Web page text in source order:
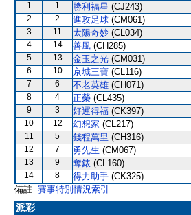
1 1 勝利福星 (CJ243)
2 2 進攻足球 (CM061)
3 11 太陽奇妙 (CL034)
4 14 善風 (CH285)
5 13 金玉之光 (CM031)
6 10 京城三寶 (CL116)
7 6 不老英雄 (CH071)
8 4 正榮 (CL435)
9 3 好運得福 (CK397)
10 12 幻想家 (CL217)
11 5 錢程萬里 (CH316)
12 7 勇先生 (CM067)
13 9 奪錶 (CL160)
14 8 得力助手 (CK325)
備註: 賽事特別情況索引
派彩